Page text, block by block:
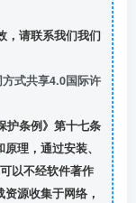
，请联系我们我们
式共享4.0国际许
护条例》第十七条
理，通过安装、
以不经软件著作
源收集于网络，